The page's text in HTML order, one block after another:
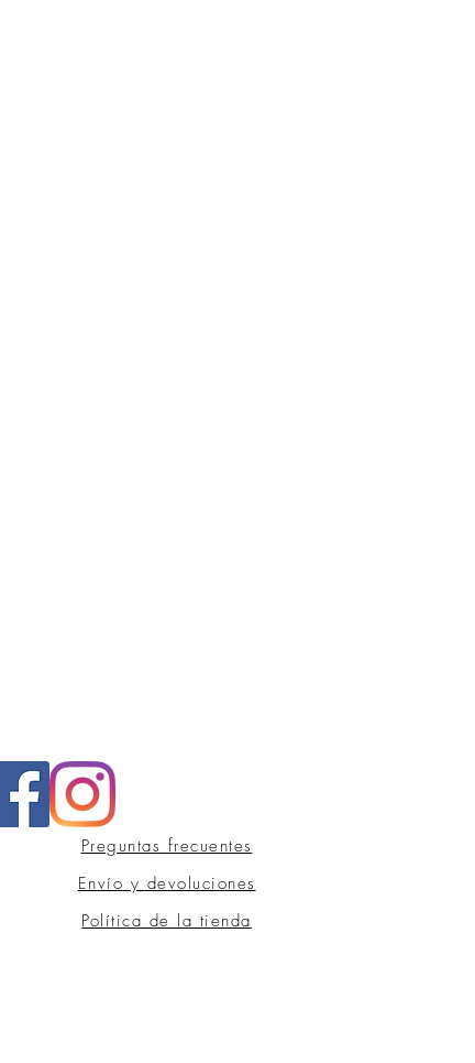
Preguntas frecuentes
Envío y devoluciones
Política de la tienda